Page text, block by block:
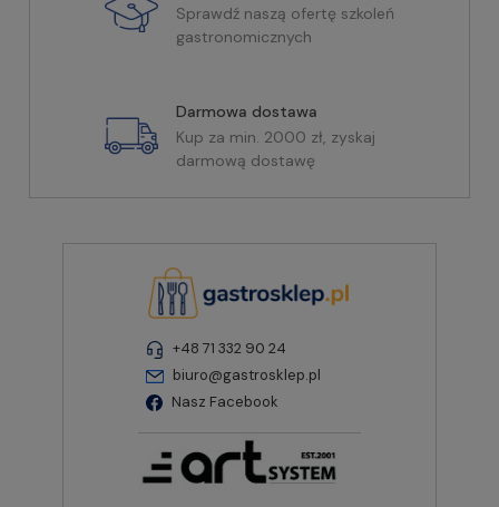
Sprawdź naszą ofertę szkoleń
gastronomicznych
Darmowa dostawa
Kup za min. 2000 zł, zyskaj
darmową dostawę
+48 71 332 90 24
biuro@gastrosklep.pl
Nasz Facebook